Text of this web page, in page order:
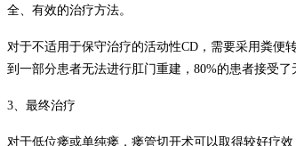
全、有效的治疗方法。
对于不适用于保守治疗的活动性CD ，需要采用粪便
到一部分患者无法进行肛门重建，80%的患者接受
3 、最终治疗
对于低位瘘或单纯瘘，瘘管切开术可以取得较好疗